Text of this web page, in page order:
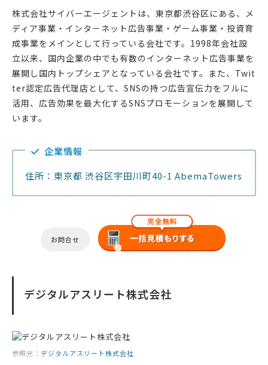
株式会社サイバーエージェントは、東京都渋谷区にある、メ
ディア事業・インターネット広告事業・ゲーム事業・投資育
成事業をメインとして行っている会社です。1998年会社設
立以来、国内企業の中でも有数のインターネット広告事業を
展開し国内トップシェアとなっている会社です。また、Twit
ter認定広告代理店として、SNSの持つ広告宣伝力をフルに
活用、広告効果を最大化するSNSプロモーションを展開して
います。
企業情報
住所：東京都 渋谷区宇田川町40-1 AbemaTowers
お問合せ
デジタルアスリート株式会社
参照元： デジタルアスリート株式会社